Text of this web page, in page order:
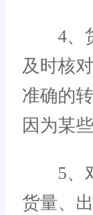
4、货
及时核
准确的
因为某
5、对
货量、